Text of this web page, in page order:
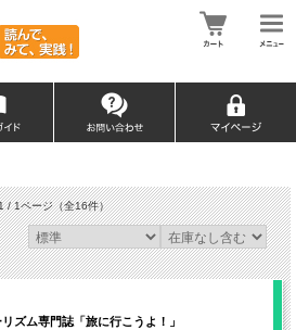
/ 1ページ（全16件）
ズム専門誌「旅に行こうよ！」